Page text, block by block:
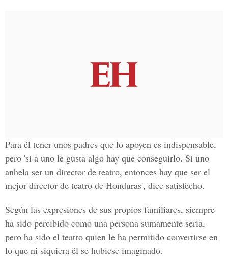
Para él tener unos padres que lo apoyen es indispensable,
pero 'si a uno le gusta algo hay que conseguirlo. Si uno
anhela ser un director de teatro, entonces hay que ser el
mejor director de teatro de Honduras', dice satisfecho.
Según las expresiones de sus propios familiares, siempre
ha sido percibido como una persona sumamente seria,
pero ha sido el teatro quien le ha permitido convertirse en
lo que ni siquiera él se hubiese imaginado.